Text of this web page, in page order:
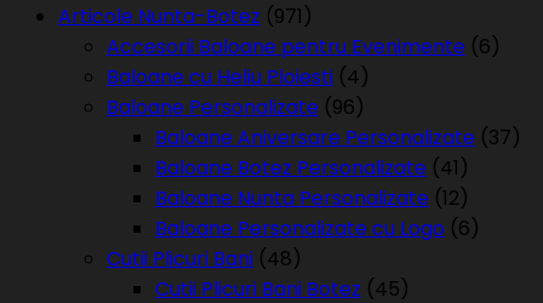
Articole Nunta-Botez (971)
Accesorii Baloane pentru Evenimente (6)
Baloane cu Heliu Ploiesti (4)
Baloane Personalizate (96)
Baloane Aniversare Personalizate (37)
Baloane Botez Personalizate (41)
Baloane Nunta Personalizate (12)
Baloane Personalizate cu Logo (6)
Cutii Plicuri Bani (48)
Cutii Plicuri Bani Botez (45)